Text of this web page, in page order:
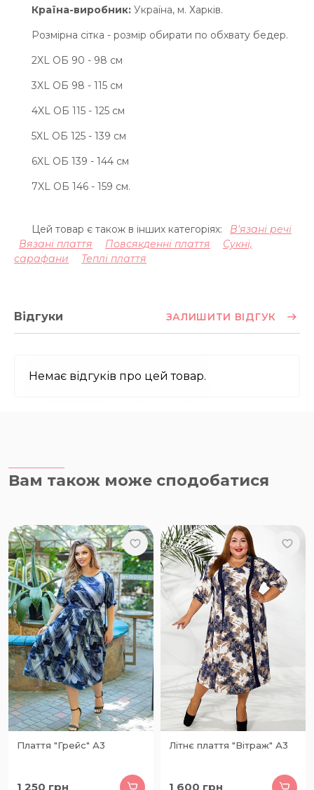
Країна-виробник: Україна, м. Харків.
Розмірна сітка - розмір обирати по обхвату бедер.
2XL ОБ 90 - 98 см
3XL ОБ 98 - 115 см
4XL ОБ 115 - 125 см
5XL ОБ 125 - 139 см
6XL ОБ 139 - 144 см
7XL ОБ 146 - 159 см.
Цей товар є також в інших категоріях:
В'язані речі
Вязані плаття
Повсякденні плаття
Сукні,
сарафани
Теплі плаття
Відгуки ЗАЛИШИТИ ВІДГУК
Немає відгуків про цей товар.
Вам також може сподобатися
Плаття "Грейс" А3
1 250 грн
Літнє плаття "Вітраж" А3
1 600 грн